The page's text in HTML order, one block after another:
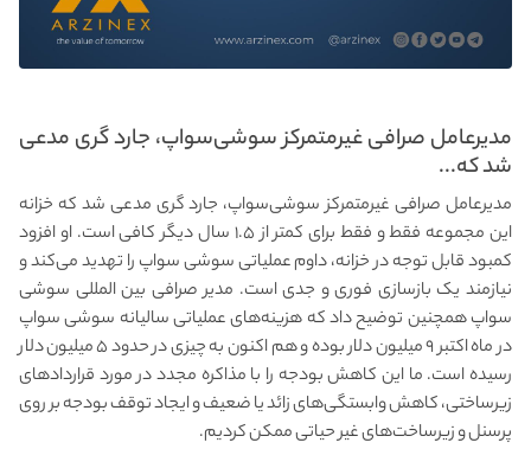
مدیرعامل صرافی غیرمتمرکز سوشی‌سواپ، جارد گری مدعی
شد که...
مدیرعامل صرافی غیرمتمرکز سوشی‌سواپ، جارد گری مدعی شد که خزانه
این مجموعه فقط و فقط برای کمتر از ۱.۵ سال دیگر کافی است. او افزود
کمبود قابل‌ توجه در خزانه، داوم عملیاتی سوشی‌ سواپ را تهدید می‌کند و
نیازمند یک بازسازی فوری و جدی است. مدیر صرافی بین المللی سوشی
سواپ همچنین توضیح داد که هزینه‌های عملیاتی سالیانه سوشی‌ سواپ
در ماه اکتبر ۹ میلیون دلار بوده و هم اکنون به چیزی در حدود ۵ میلیون دلار
رسیده است. ما این کاهش بودجه را با مذاکره مجدد در مورد قراردادهای
زیرساختی، کاهش وابستگی‌های زائد یا ضعیف و ایجاد توقف بودجه بر روی
پرسنل و زیرساخت‌های غیر حیاتی ممکن کردیم.